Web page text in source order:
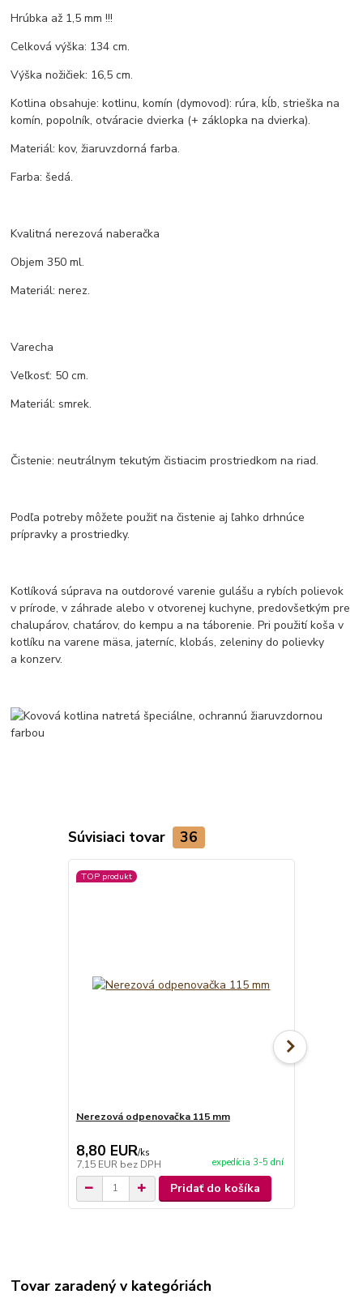
Hrúbka až 1,5 mm !!!
Celková výška: 134 cm.
Výška nožičiek: 16,5 cm.
Kotlina obsahuje: kotlinu, komín (dymovod): rúra, kĺb, strieška na
komín, popolník, otváracie dvierka (+ záklopka na dvierka).
Materiál: kov, žiaruvzdorná farba.
Farba: šedá.
Kvalitná nerezová naberačka
Objem 350 ml.
Materiál: nerez.
Varecha
Veľkosť: 50 cm.
Materiál: smrek.
Čistenie: neutrálnym tekutým čistiacim prostriedkom na riad.
Podľa potreby môžete použiť na čistenie aj ľahko drhnúce
prípravky a prostriedky.
Kotlíková súprava na outdorové varenie gulášu a rybích polievok
v prírode, v záhrade alebo v otvorenej kuchyne, predovšetkým pre
chalupárov, chatárov, do kempu a na táborenie. Pri použití koša v
kotlíku na varene mäsa, jaterníc, klobás, zeleniny do polievky
a konzerv.
Súvisiaci tovar 36
TOP produkt
Nerezová odpenovačka 115 mm
8,80 EUR/ks
7,15 EUR bez DPH expedícia 3-5 dní
Pridať do košíka
Tovar zaradený v kategóriách